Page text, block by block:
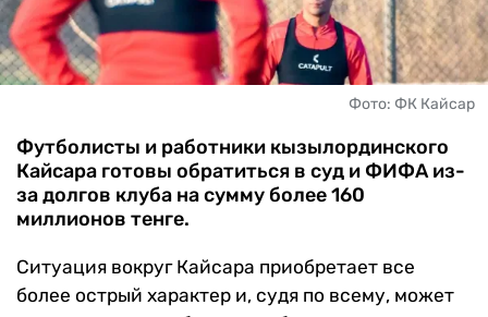
ДРУГИЕ
БУКМЕКЕРЫ
Фото: ФК Кайсар
Футболисты и работники кызылординского
Кайсара готовы обратиться в суд и ФИФА из-
за долгов клуба на сумму более 160
миллионов тенге.
Ситуация вокруг Кайсара приобретает все
более острый характер и, судя по всему, может